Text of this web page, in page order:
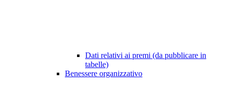
Dati relativi ai premi (da pubblicare in
tabelle)
Benessere organizzativo